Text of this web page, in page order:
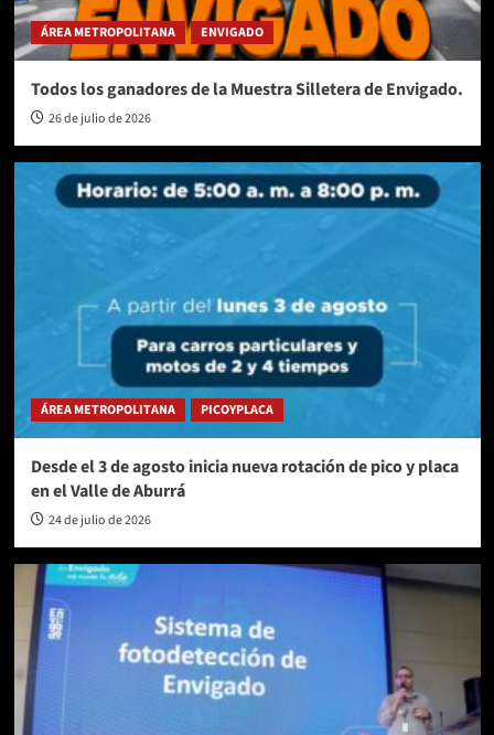
ÁREA METROPOLITANA ENVIGADO
Todos los ganadores de la Muestra Silletera de Envigado.
26 de julio de 2026
ÁREA METROPOLITANA PICOYPLACA
Desde el 3 de agosto inicia nueva rotación de pico y placa
en el Valle de Aburrá
24 de julio de 2026